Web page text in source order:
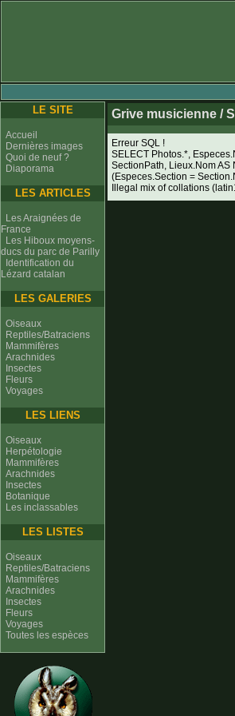
LE SITE
Accueil
Dernières images
Quoi de neuf ?
Diaporama
LES ARTICLES
Les Araignées de
France
Les Hiboux moyens-
ducs du parc de Parilly
Identification du
Lézard catalan
LES GALERIES
Oiseaux
Reptiles/Batraciens
Mammifères
Arachnides
Insectes
Fleurs
Voyages
LES LIENS
Oiseaux
Herpétologie
Mammifères
Arachnides
Insectes
Botanique
Les inclassables
LES LISTES
Oiseaux
Reptiles/Batraciens
Mammifères
Arachnides
Insectes
Fleurs
Voyages
Toutes les espèces
Grive musicienne /
Erreur SQL !
SELECT Photos.*,
SectionPath, Lieux.Nom AS
(Especes.Section =
Illegal mix of collations